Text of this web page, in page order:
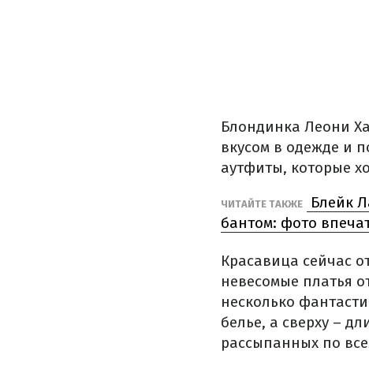
Блондинка Леони
вкусом в одежде и
аутфиты, которые
ЧИТАЙТЕ ТАКЖЕ
Блейк
бантом: фото
Красавица сейчас
невесомые платья
несколько
белье, а сверху –
рассыпанных по